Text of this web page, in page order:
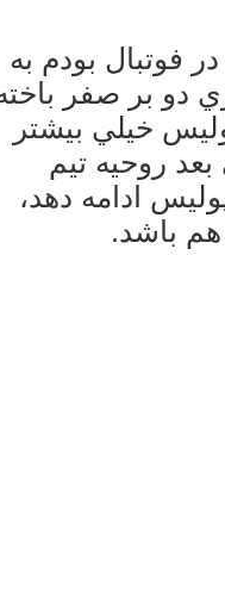
فوتبال بودم به
بتواند بازي دو بر صفر
خيلي بيشتر
روحيه تيم
ادامه دهد،
هم باشد.